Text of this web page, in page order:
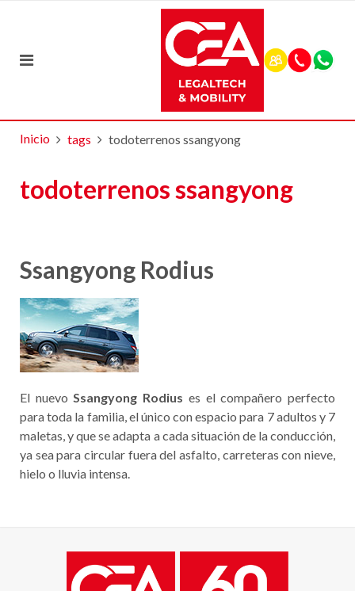
Inicio tags todoterrenos ssangyong
todoterrenos ssangyong
Ssangyong Rodius
El nuevoSsangyong Rodius es el compañero perfecto
para toda la familia, el único con espacio para 7 adultos y 7
maletas, y que se adapta a cada situación de la conducción,
ya sea para circular fuera del asfalto, carreteras con nieve,
hielo o lluvia intensa.